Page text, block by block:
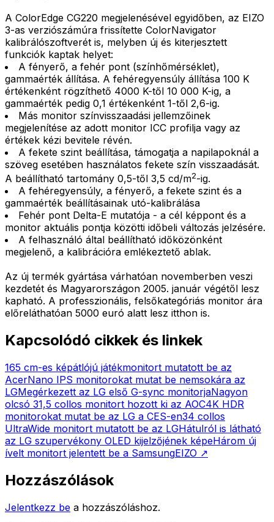
A ColorEdge CG220 megjelenésével egyidőben, az EIZO
3-as verziószámúra frissítette ColorNavigator
kalibrálószoftverét is, melyben új és kiterjesztett
funkciók kaptak helyet:
A fényerő, a fehér pont (színhőmérséklet),
gammaérték állítása. A fehéregyensúly állítása 100 K
értékenként rögzíthető 4000 K-től 10 000 K-ig, a
gammaérték pedig 0,1 értékenként 1-től 2,6-ig.
Más monitor színvisszaadási jellemzőinek
megjelenítése az adott monitor ICC profilja vagy az
értékek kézi bevitele révén.
A fekete szint beállítása, támogatja a napilapoknál a
szöveg esetében használatos fekete szín visszaadását.
A beállítható tartomány 0,5-től 3,5 cd/m2-ig.
A fehéregyensúly, a fényerő, a fekete szint és a
gammaérték beállításainak utó-kalibrálása
Fehér pont Delta-E mutatója - a cél képpont és a
monitor aktuális pontja közötti időbeli változás jelzésére.
A felhasználó által beállítható időközönként
megjelenő, a kalibrációra emlékeztető ablak.
Az új termék gyártása várhatóan novemberben veszi
kezdetét és Magyarországon 2005. január végétől lesz
kapható. A professzionális, felsőkategóriás monitor ára
előreláthatóan 5000 euró alatt lesz itthon is.
Kapcsolódó cikkek és linkek
165 cm-es képátlójú játékmonitort mutatott be az
AcerNano IPS monitorokat mutat be nemsokára az
LGMegérkezett az LG első G-sync monitorjaNagyon
olcsó 31,5 collos monitort hozott ki az AOC4K HDR
monitorokat mutat be az LG a CES-en34 collos
UltraWide monitort mutatott be az LGHátulról is látható
az LG szupervékony OLED kijelzőjének képeHárom új
ívelt monitort jelentett be a SamsungEIZO ↗
Hozzászólások
Jelentkezz be a hozzászóláshoz.